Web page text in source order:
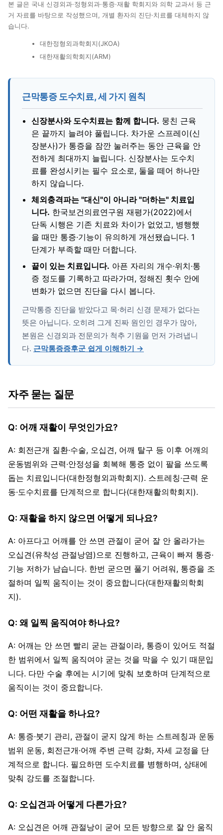
본 글은 국내 신경외과·정형외과·통증·재활 학회지와 의학 교과서 등 근
거 자료를 바탕으로 작성했으며, 개별 환자의 진단·치료를 대체하지 않
습니다.
대한정형외과학회지(JKOA)
대한재활의학회지(ARM)
근막통증 도수치료, 세 가지 원칙
신장분사와 도수치료는 함께 합니다. 뭉친 근육
은 끝까지 늘려야 풀립니다. 차가운 스프레이(신
장분사)가 통증을 잠깐 눌러주는 동안 근육을 안
전하게 최대까지 늘립니다. 신장분사는 도수치
료를 완성시키는 필수 요소로, 둘을 떼어 하나만
하지 않습니다.
체외충격파는 "대신"이 아니라 "더하는" 치료입
니다. 한국보건의료연구원 재평가(2022)에서
단독 시행은 기존 치료와 차이가 없었고, 병행했
을 때만 통증·기능이 유의하게 개선됐습니다. 1
단계가 부족할 때만 더합니다.
끝이 있는 치료입니다. 아픈 자리의 개수·위치·통
증 정도를 기록하고 따라가며, 정해진 횟수 안에
변화가 없으면 진단을 다시 봅니다.
근막통증 진단을 받았다고 목·허리 신경 문제가 없다는
뜻은 아닙니다. 오히려 그게 진짜 원인인 경우가 많아,
본원은 신경외과 전문의가 척추 기원을 먼저 가려냅니
다. 근막통증증후군 쉽게 이해하기 →
자주 묻는 질문
Q: 어깨 재활이 무엇인가요?
A: 회전근개 질환·수술, 오십견, 어깨 탈구 등 이후 어깨의
운동범위와 근력·안정성을 회복해 통증 없이 팔을 쓰도록
돕는 치료입니다(대한정형외과학회지). 스트레칭·근력 운
동·도수치료를 단계적으로 합니다(대한재활의학회지).
Q: 재활을 하지 않으면 어떻게 되나요?
A: 아프다고 어깨를 안 쓰면 관절이 굳어 잘 안 올라가는
오십견(유착성 관절낭염)으로 진행하고, 근육이 빠져 통증·
기능 저하가 남습니다. 한번 굳으면 풀기 어려워, 통증을 조
절하며 일찍 움직이는 것이 중요합니다(대한재활의학회
지).
Q: 왜 일찍 움직여야 하나요?
A: 어깨는 안 쓰면 빨리 굳는 관절이라, 통증이 있어도 적절
한 범위에서 일찍 움직여야 굳는 것을 막을 수 있기 때문입
니다. 다만 수술 후에는 시기에 맞춰 보호하며 단계적으로
움직이는 것이 중요합니다.
Q: 어떤 재활을 하나요?
A: 통증·붓기 관리, 관절이 굳지 않게 하는 스트레칭과 운동
범위 운동, 회전근개·어깨 주변 근력 강화, 자세 교정을 단
계적으로 합니다. 필요하면 도수치료를 병행하며, 상태에
맞춰 강도를 조절합니다.
Q: 오십견과 어떻게 다른가요?
A: 오십견은 어깨 관절낭이 굳어 모든 방향으로 잘 안 움직